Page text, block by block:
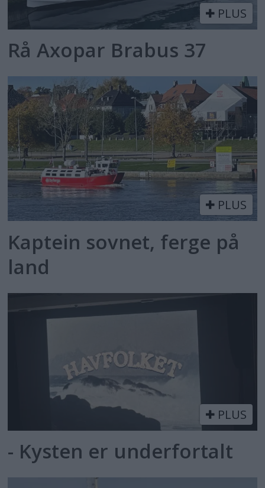
PLUS
Rå Axopar Brabus 37
PLUS
Kaptein sovnet, ferge på
land
PLUS
- Kysten er underfortalt